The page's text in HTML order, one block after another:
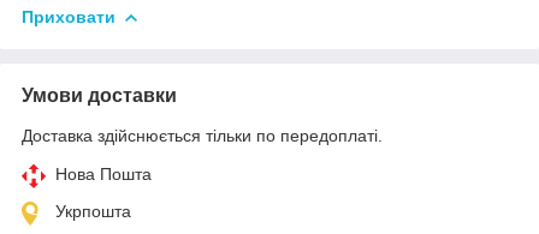
Приховати
Умови доставки
Доставка здійснюється тільки по передоплаті.
Нова Пошта
Укрпошта